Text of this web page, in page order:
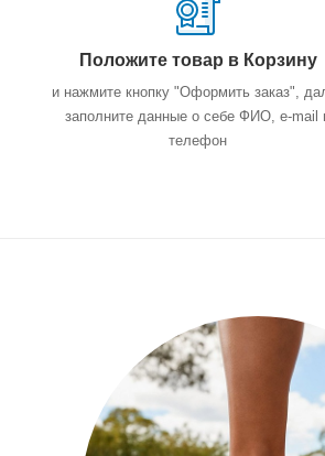
Положите товар в Корзину
и нажмите кнопку "Оформить заказ",
заполните данные о себе ФИО, e-mail
телефон